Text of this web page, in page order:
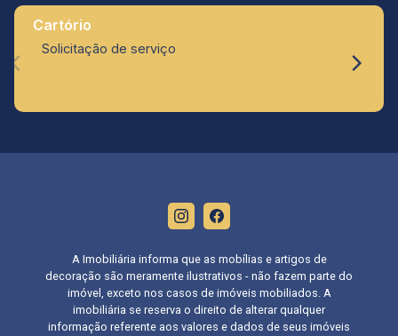
Cartório
Solicitação de serviço
A Imobiliária informa que as mobílias e artigos de
decoração são meramente ilustrativos - não fazem parte do
imóvel, exceto nos casos de imóveis mobiliados. A
imobiliária se reserva o direito de alterar qualquer
informação referente aos valores e dados de seus imóveis